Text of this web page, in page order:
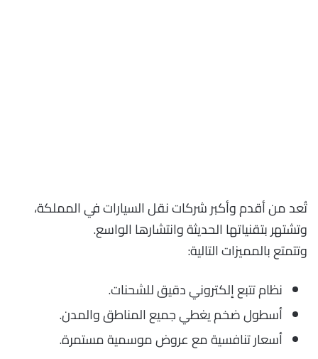
تُعد من أقدم وأكبر شركات نقل السيارات في المملكة،
وتشتهر بتقنياتها الحديثة وانتشارها الواسع.
وتتمتع بالمميزات التالية:
نظام تتبع إلكتروني دقيق للشحنات.
أسطول ضخم يغطي جميع المناطق والمدن.
أسعار تنافسية مع عروض موسمية مستمرة.